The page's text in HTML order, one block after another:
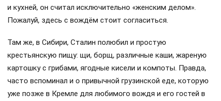
и кухней, он считал исключительно «женским делом».
Пожалуй, здесь с вождём стоит согласиться.
Там же, в Сибири, Сталин полюбил и простую
крестьянскую пищу: щи, борщ, различные каши, жареную
картошку с грибами, ягодные кисели и компоты. Правда,
часто вспоминал и о привычной грузинской еде, которую
уже позже в Кремле для любимого вождя и его гостей в